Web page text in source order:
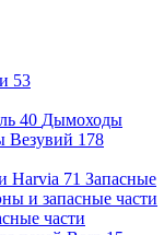
53
40 Дымоходы
Везувий 178
Harvia 71 Запасные
и запасные части
части